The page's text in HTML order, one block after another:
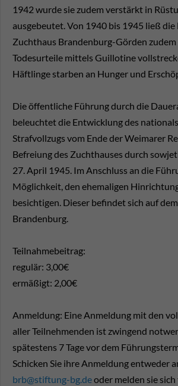
1942 wurde sie zudem verstärkt in
ausgebeutet. Von 1940 bis 1945 ließ die
Zuchthaus Brandenburg-Görden
Todesurteile mittels Guillotine
Häftlinge starben an Hunger und
Die öffentliche Führung durch die
beleuchtet die Entwicklung des
Strafvollzugs vom Ende der Weimarer
Befreiung des Zuchthauses durch
27. April 1945. Im Anschluss an die
Möglichkeit, den ehemaligen
besichtigen. Dieser befindet sich auf
Brandenburg.
Teilnahmebeitrag:
regulär: 3,00€
ermäßigt: 2,00€
Anmeldung: Eine Anmeldung mit den
aller Teilnehmenden ist zwingend
spätestens 7 Tage vor dem
Schicken Sie ihre Anmeldung entweder
brb@stiftung-bg.deoder melden sie